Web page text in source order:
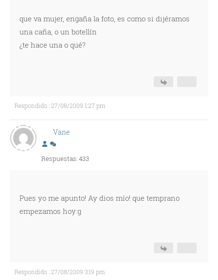
que va mujer, engaña la foto, es como si dijéramos
una caña, o un botellín
¿te hace una o qué?
Respondido : 27/08/2009 1:27 pm
Vane
Respuestas: 433
Pues yo me apunto! Ay dios mío! que temprano
empezamos hoy:g
Respondido : 27/08/2009 3:19 pm